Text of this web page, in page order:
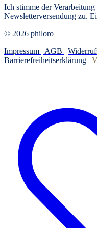
Ich stimme der
Newsletterversendung zu.
© 2026 philoro
Impressum | AGB |
Barrierefreiheitserklärung |